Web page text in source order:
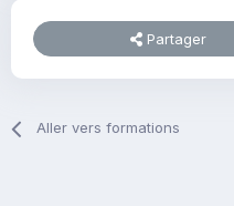
Partager
Aller vers formations